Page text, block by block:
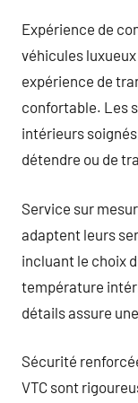
Expérience de
véhicules
expérience de
confortable. Les
intérieurs
détendre ou de
Service sur
adaptent leurs
incluant le choix
température
détails assure
Sécurité
VTC sont